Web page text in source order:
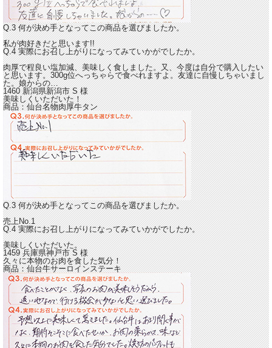
Q.3 何が決め手となってこの商品を選びましたか。
私が肉好きだと思います!!
Q.4 実際にお召し上がりになってみていかがでしたか。
肉厚で程良い塩加減、美味しく食しました。又、今度は自分で購入したい
と思います。300g位へっちゃらで食べれますよ。友達に自慢しちゃいまし
た。娘からの…
1460 新潟県新潟市S様
美味しくいただいた！
商品：仙台名物肉厚牛タン
Q.3 何が決め手となってこの商品を選びましたか。
売上No.1
Q.4 実際にお召し上がりになってみていかがでしたか。
美味しくいただいた。
1459 兵庫県神戸市S様
久々に本物のお肉を食した気分！
商品：仙台牛サーロインステーキ